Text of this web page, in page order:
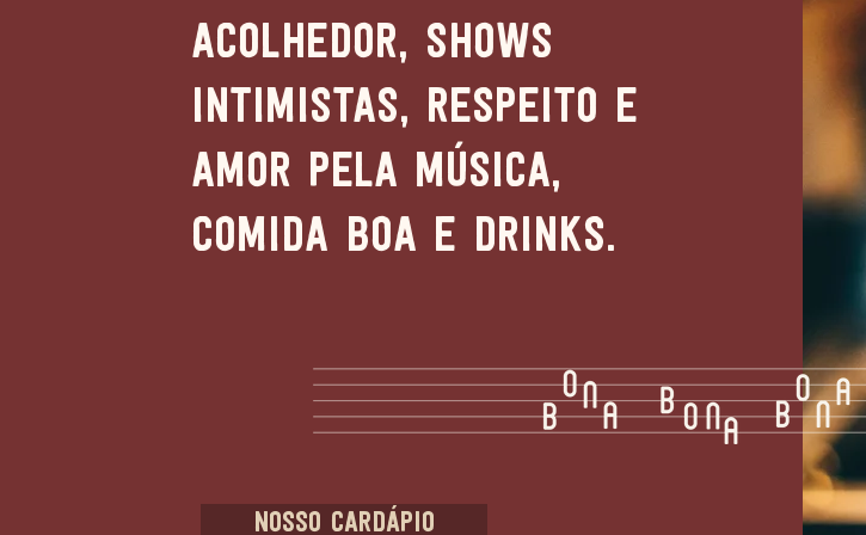
acolhedor, shows
intimistas, respeito e
amor pela música,
comida boa e drinks.
Nosso cardápio